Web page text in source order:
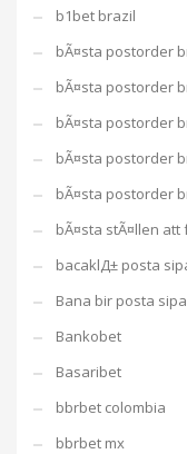
b1bet brazil
bÃ¤sta postorder
bÃ¤sta postorder
bÃ¤sta postorder
bÃ¤sta postorder
bÃ¤sta postorder
bÃ¤sta stÃ¤llen
bacaklД± posta
Bana bir posta
Bankobet
Basaribet
bbrbet colombia
bbrbet mx